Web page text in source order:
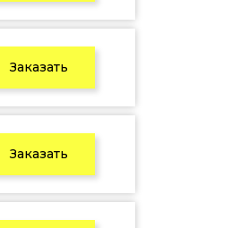
Заказать
Заказать